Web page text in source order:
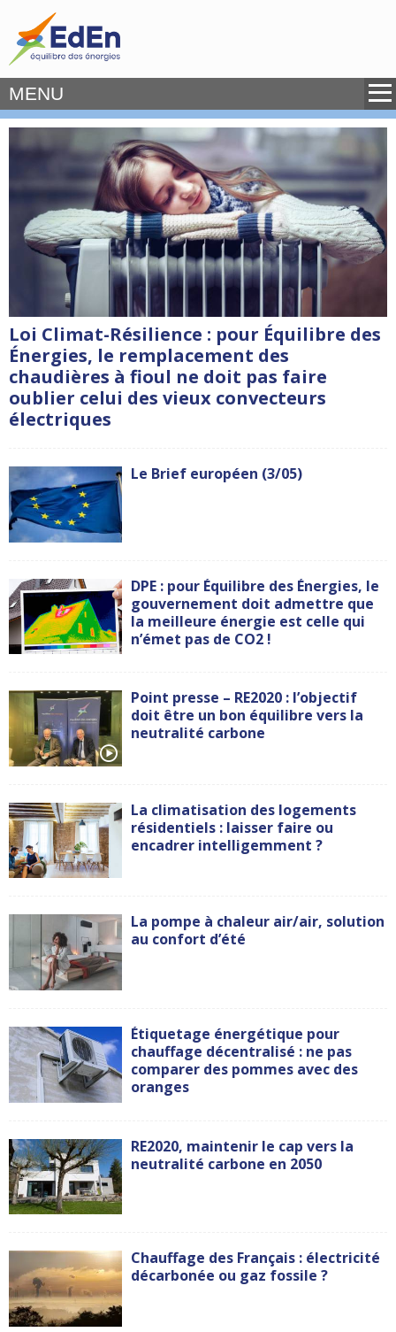
MENU
Loi Climat-Résilience : pour Équilibre des
Énergies, le remplacement des
chaudières à fioul ne doit pas faire
oublier celui des vieux convecteurs
électriques
Le Brief européen (3/05)
DPE : pour Équilibre des Énergies, le
gouvernement doit admettre que
la meilleure énergie est celle qui
n’émet pas de CO2 !
Point presse – RE2020 : l’objectif
doit être un bon équilibre vers la
neutralité carbone
La climatisation des logements
résidentiels : laisser faire ou
encadrer intelligemment ?
La pompe à chaleur air/air, solution
au confort d’été
Étiquetage énergétique pour
chauffage décentralisé : ne pas
comparer des pommes avec des
oranges
RE2020, maintenir le cap vers la
neutralité carbone en 2050
Chauffage des Français : électricité
décarbonée ou gaz fossile ?